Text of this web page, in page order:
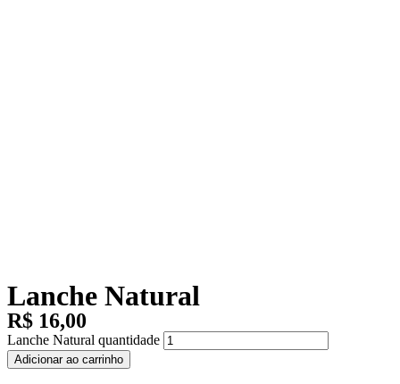
Lanche Natural
R$ 16,00
Lanche Natural quantidade
Adicionar ao carrinho